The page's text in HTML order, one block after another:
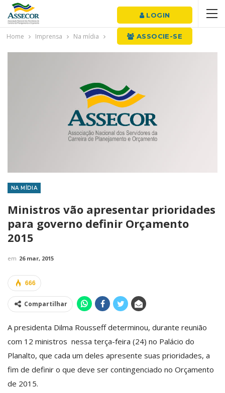
LOGIN
ASSOCIE-SE
Home Imprensa Na mídia
NA MÍDIA
Ministros vão apresentar prioridades
para governo definir Orçamento
2015
em 26 mar, 2015
666
Compartilhar
A presidenta Dilma Rousseff determinou, durante reunião
com 12 ministros nessa terça-feira (24) no Palácio do
Planalto, que cada um deles apresente suas prioridades, a
fim de definir o que deve ser contingenciado no Orçamento
de 2015.